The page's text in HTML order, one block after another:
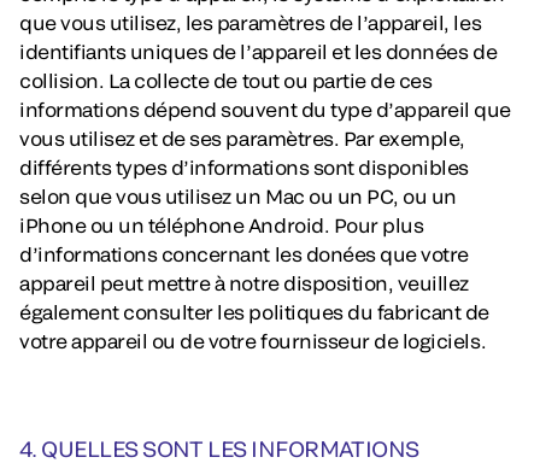
que vous utilisez, les paramètres de l’appareil, les
identifiants uniques de l’appareil et les données de
collision. La collecte de tout ou partie de ces
informations dépend souvent du type d’appareil que
vous utilisez et de ses paramètres. Par exemple,
différents types d’informations sont disponibles
selon que vous utilisez un Mac ou un PC, ou un
iPhone ou un téléphone Android. Pour plus
d’informations concernant les donées que votre
appareil peut mettre à notre disposition, veuillez
également consulter les politiques du fabricant de
votre appareil ou de votre fournisseur de logiciels.
4. QUELLES SONT LES INFORMATIONS